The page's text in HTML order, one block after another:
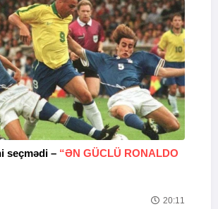
seçmədi – “ƏN GÜCLÜ RONALDO
20:11